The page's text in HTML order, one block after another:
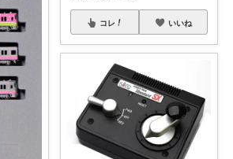
コレ いいね